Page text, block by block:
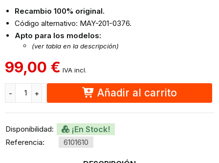
Recambio 100% original.
Código alternativo: MAY-201-0376.
Apto para los modelos:
(ver tabla en la descripción)
99,00 € IVA incl.
Añadir al carrito
Disponibilidad: ¡En Stock!
Referencia: 6101610